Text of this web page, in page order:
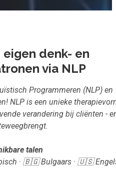
Inloggen
denk- en
via NLP
Programmeren (NLP) en
NLP is een unieke
verandering bij cliënten -
talen
· 🇧🇬 Bulgaars · 🇺🇸